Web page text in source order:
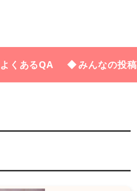
よくあるQA みんなの投稿